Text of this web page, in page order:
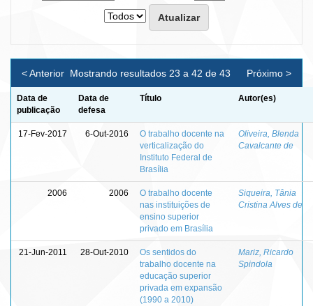
Mostrando resultados 23 a 42 de 43
< Anterior Próximo >
Data de
publicação
Data de
defesa
Título Autor(es)
17-Fev-2017 6-Out-2016
O trabalho docente na
verticalização do
Instituto Federal de
Brasília
Oliveira, Blenda
Cavalcante de
2006 2006
O trabalho docente
nas instituições de
ensino superior
privado em Brasília
Siqueira, Tânia
Cristina Alves de
21-Jun-2011 28-Out-2010
Os sentidos do
trabalho docente na
educação superior
privada em expansão
(1990 a 2010)
Mariz, Ricardo
Spindola